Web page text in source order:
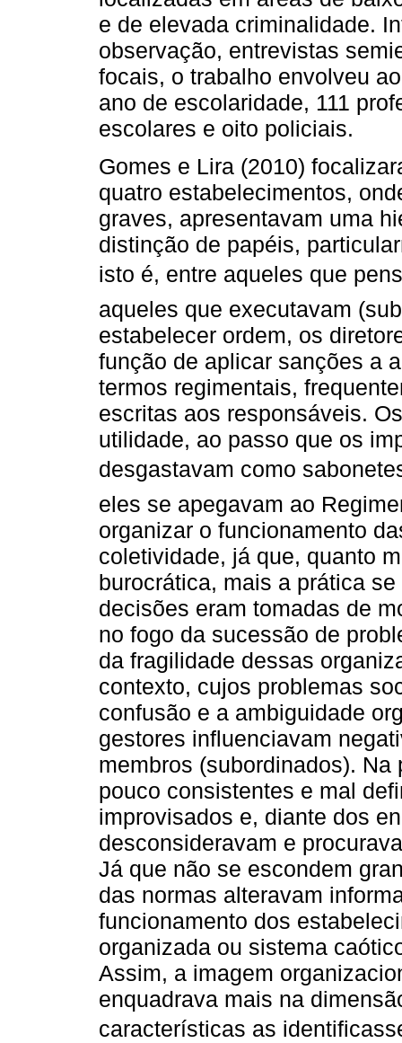
e de elevada criminalidade.
observação, entrevistas
focais, o trabalho envolveu
ano de escolaridade, 111
escolares e oito policiais.
Gomes e Lira (2010)
quatro estabelecimentos,
graves, apresentavam uma
distinção de papéis,
isto é, entre aqueles que
aqueles que executavam
estabelecer ordem, os
função de aplicar sanções a
termos regimentais,
escritas aos responsáveis.
utilidade, ao passo que os
desgastavam como
eles se apegavam ao
organizar o funcionamento
coletividade, já que, quanto
burocrática, mais a prática
decisões eram tomadas de
no fogo da sucessão de
da fragilidade dessas
contexto, cujos problemas
confusão e a ambiguidade
gestores influenciavam
membros (subordinados).
pouco consistentes e mal
improvisados e, diante dos
desconsideravam e
Já que não se escondem
das normas alteravam
funcionamento dos
organizada ou sistema
Assim, a imagem
enquadrava mais na
características as